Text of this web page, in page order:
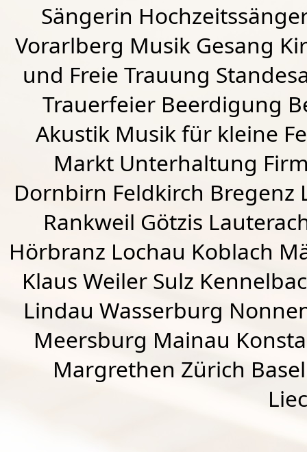
Sängerin
Vorarlberg Musik Gesang
und Freie Trauung
Trauerfeier Beerdigung
Akustik Musik für kleine
Markt Unterhaltung
Dornbirn Feldkirch Bregenz
Rankweil Götzis
Hörbranz Lochau Koblach
Klaus Weiler Sulz
Lindau Wasserburg
Meersburg Mainau
Margrethen Zürich